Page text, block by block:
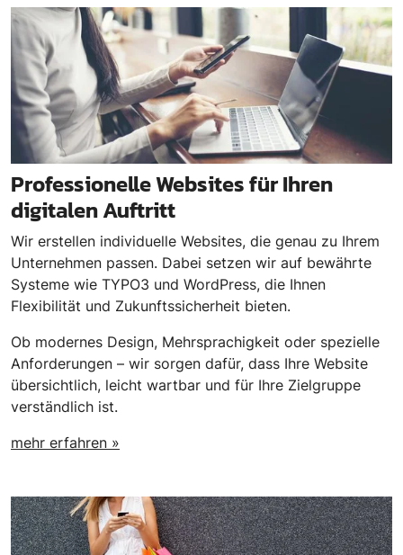
Professionelle Websites für Ihren
digitalen Auftritt
Wir erstellen individuelle Websites, die genau zu Ihrem
Unternehmen passen. Dabei setzen wir auf bewährte
Systeme wie TYPO3 und WordPress, die Ihnen
Flexibilität und Zukunftssicherheit bieten.
Ob modernes Design, Mehrsprachigkeit oder spezielle
Anforderungen – wir sorgen dafür, dass Ihre Website
übersichtlich, leicht wartbar und für Ihre Zielgruppe
verständlich ist.
mehr erfahren »